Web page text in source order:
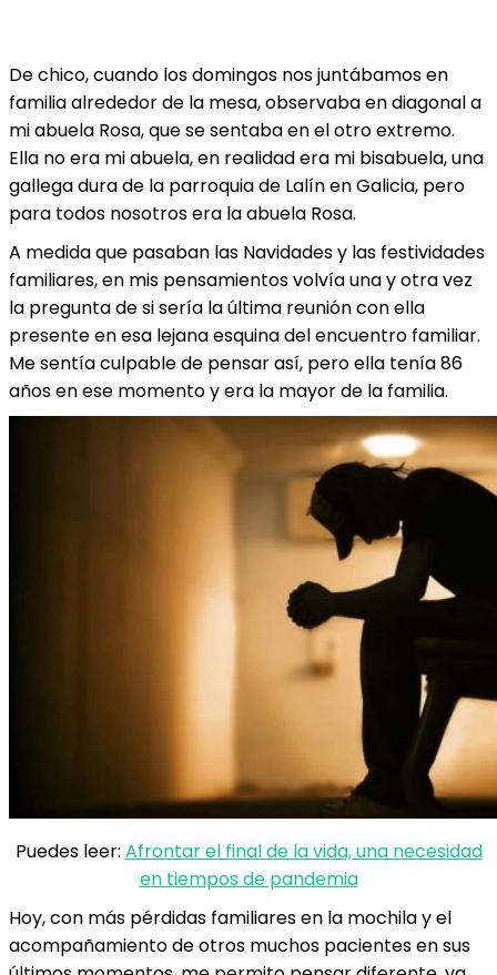
De chico, cuando los domingos nos juntábamos en
familia alrededor de la mesa, observaba en diagonal a
mi abuela Rosa, que se sentaba en el otro extremo.
Ella no era mi abuela, en realidad era mi bisabuela, una
gallega dura de la parroquia de Lalín en Galicia, pero
para todos nosotros era la abuela Rosa.
A medida que pasaban las Navidades y las festividades
familiares, en mis pensamientos volvía una y otra vez
la pregunta de si sería la última reunión con ella
presente en esa lejana esquina del encuentro familiar.
Me sentía culpable de pensar así, pero ella tenía 86
años en ese momento y era la mayor de la familia.
Puedes leer: Afrontar el final de la vida, una necesidad
en tiempos de pandemia
Hoy, con más pérdidas familiares en la mochila y el
acompañamiento de otros muchos pacientes en sus